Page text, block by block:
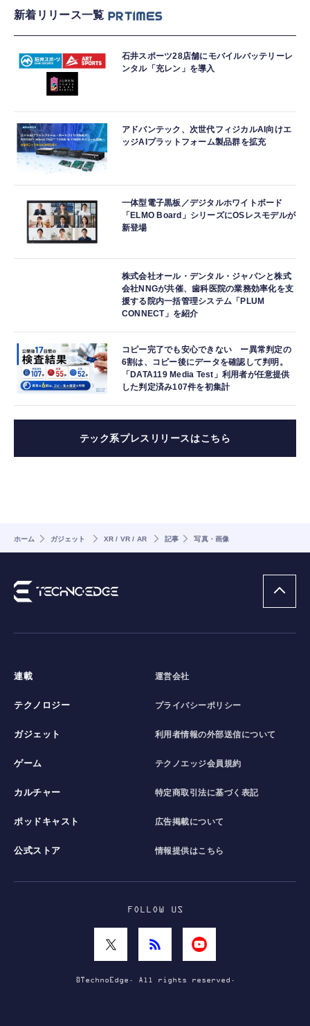
新着リリース一覧
石井スポーツ28店舗にモバイルバッテリーレ
ンタル「充レン」を導入
アドバンテック、次世代フィジカルAI向けエ
ッジAIプラットフォーム製品群を拡充
一体型電子黒板／デジタルホワイトボード
「ELMO Board」シリーズにOSレスモデルが
新登場
株式会社オール・デンタル・ジャパンと株式
会社NNGが共催、歯科医院の業務効率化を支
援する院内一括管理システム「PLUM
CONNECT」を紹介
コピー完了でも安心できない ー異常判定の
6割は、コピー後にデータを確認して判明。
「DATA119 Media Test」利用者が任意提供
した判定済み107件を初集計
テック系プレスリリースはこちら
ホーム ガジェット XR / VR / AR 記事 写真・画像
連載
テクノロジー
ガジェット
ゲーム
カルチャー
ポッドキャスト
公式ストア
運営会社
プライバシーポリシー
利用者情報の外部送信について
テクノエッジ会員規約
特定商取引法に基づく表記
広告掲載について
情報提供はこちら
FOLLOW US
©TechnoEdge. All rights reserved.